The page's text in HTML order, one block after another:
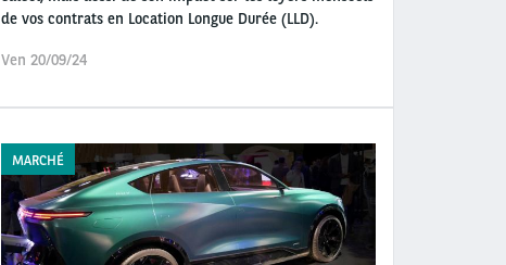
de vos contrats en Location Longue Durée (LLD).
Ven 20/09/24
MARCHÉ